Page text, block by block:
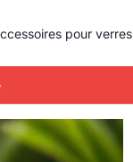
pour verres